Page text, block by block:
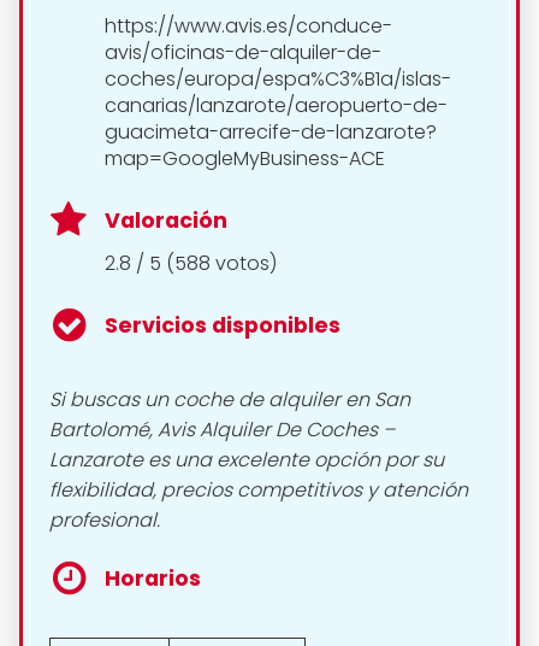
https://www.avis.es/conduce-
avis/oficinas-de-alquiler-de-
coches/europa/espa%C3%B1a/islas-
canarias/lanzarote/aeropuerto-de-
guacimeta-arrecife-de-lanzarote?
map=GoogleMyBusiness-ACE
Valoración
2.8 / 5 (588 votos)
Servicios disponibles
Si buscas un coche de alquiler en San
Bartolomé, Avis Alquiler De Coches –
Lanzarote es una excelente opción por su
flexibilidad, precios competitivos y atención
profesional.
Horarios